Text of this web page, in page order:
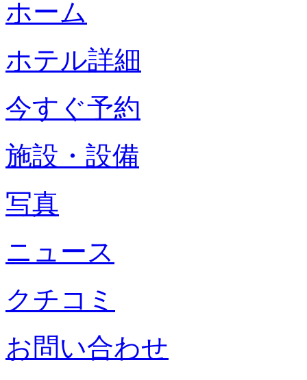
ホーム
ホテル詳細
今すぐ予約
施設・設備
写真
ニュース
クチコミ
お問い合わせ